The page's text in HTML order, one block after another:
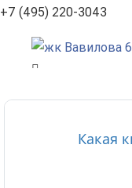
+7 (495) 220-3043